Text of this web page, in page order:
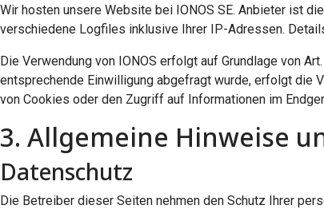
Wir hosten unsere Website bei IONOS SE. Anbieter ist
verschiedene Logfiles inklusive Ihrer IP-Adressen.
Die Verwendung von IONOS erfolgt auf Grundlage von
entsprechende Einwilligung abgefragt wurde, erfolgt die
von Cookies oder den Zugriff auf Informationen im
3. Allgemeine Hinweise
Datenschutz
Die Betreiber dieser Seiten nehmen den Schutz Ihrer